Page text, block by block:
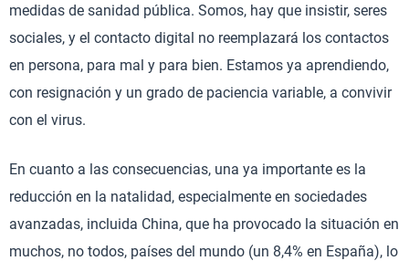
medidas de sanidad pública. Somos, hay que insistir, seres
sociales, y el contacto digital no reemplazará los contactos
en persona, para mal y para bien. Estamos ya aprendiendo,
con resignación y un grado de paciencia variable, a convivir
con el virus.
En cuanto a las consecuencias, una ya importante es la
reducción en la natalidad, especialmente en sociedades
avanzadas, incluida China, que ha provocado la situación en
muchos, no todos, países del mundo (un 8,4% en España), lo